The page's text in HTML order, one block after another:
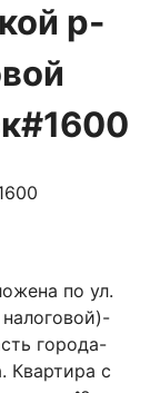
р-
по ул.
города-
Квартира с